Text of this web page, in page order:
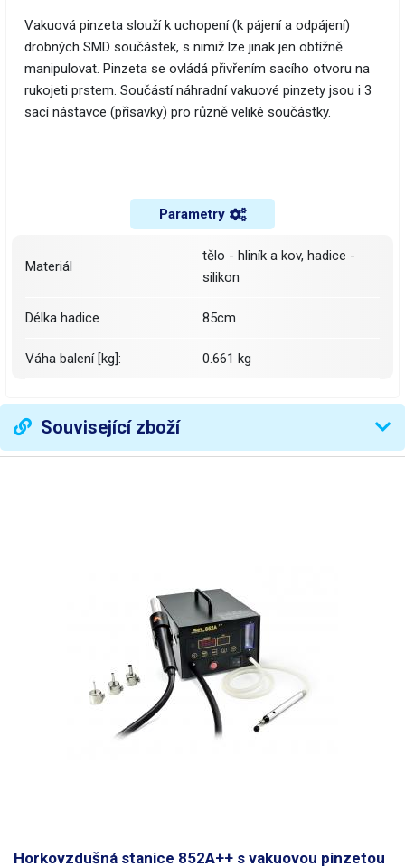
Vakuová pinzeta slouží k uchopení (k pájení a odpájení)
drobných SMD součástek, s nimiž lze jinak jen obtížně
manipulovat. Pinzeta se ovládá přivřením sacího otvoru na
rukojeti prstem. Součástí náhradní vakuové pinzety jsou i 3
sací nástavce (přísavky) pro různě veliké součástky.
Parametry
Materiál
tělo - hliník a kov, hadice -
silikon
Délka hadice 85cm
Váha balení [kg]: 0.661 kg
Související zboží
Horkovzdušná stanice 852A++ s vakuovou pinzetou